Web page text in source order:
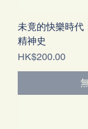
未竟的快樂時代
精神史
價格
HK$200.00